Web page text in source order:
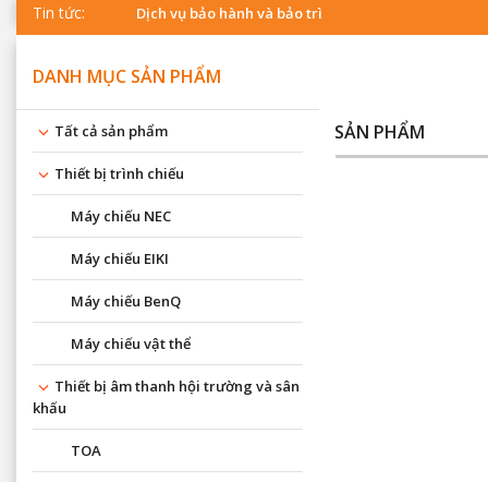
Tin tức: Dịch vụ bảo hành và bảo trì
DANH MỤC SẢN PHẨM
Tất cả sản phẩm
Thiết bị trình chiếu
Máy chiếu NEC
Máy chiếu EIKI
Máy chiếu BenQ
Máy chiếu vật thể
Thiết bị âm thanh hội trường và sân
khấu
TOA
SẢN PHẨM